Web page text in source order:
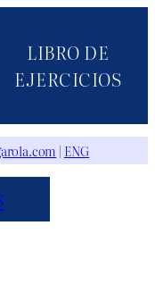
LIBRO DE
EJERCICIOS
| ENG